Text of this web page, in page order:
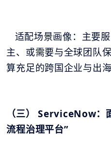
适配场景画像：主要
主、或需要与全球团队
算充足的跨国企业与出海
（三） ServiceNow：
流程治理平台”